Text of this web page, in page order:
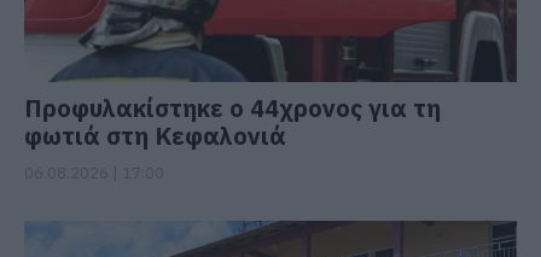
Προφυλακίστηκε ο 44χρονος για τη
φωτιά στη Κεφαλονιά